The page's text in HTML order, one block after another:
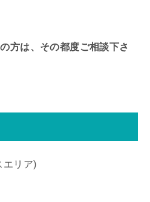
方は、その都度ご相談下さ
エリア)